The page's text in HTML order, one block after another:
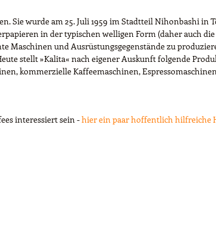
Sie wurde am 25. Juli 1959 im Stadtteil Nihonbashi in
in der typischen welligen Form (daher auch
Maschinen und Ausrüstungsgegenstände zu
stellt »Kalita« nach eigener Auskunft folgende
kommerzielle Kaffeemaschinen,
interessiert sein -hier ein paar hoffentlich hilfreiche